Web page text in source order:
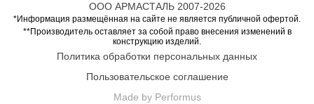
ООО АРМАСТАЛЬ 2007-2026
*Информация размещённая на сайте не является публичной офертой.
**Производитель оставляет за собой право внесения изменений в
конструкцию изделий.
Политика обработки персональных данных
Пользовательское соглашение
Made by Performus
Перейти в корзину